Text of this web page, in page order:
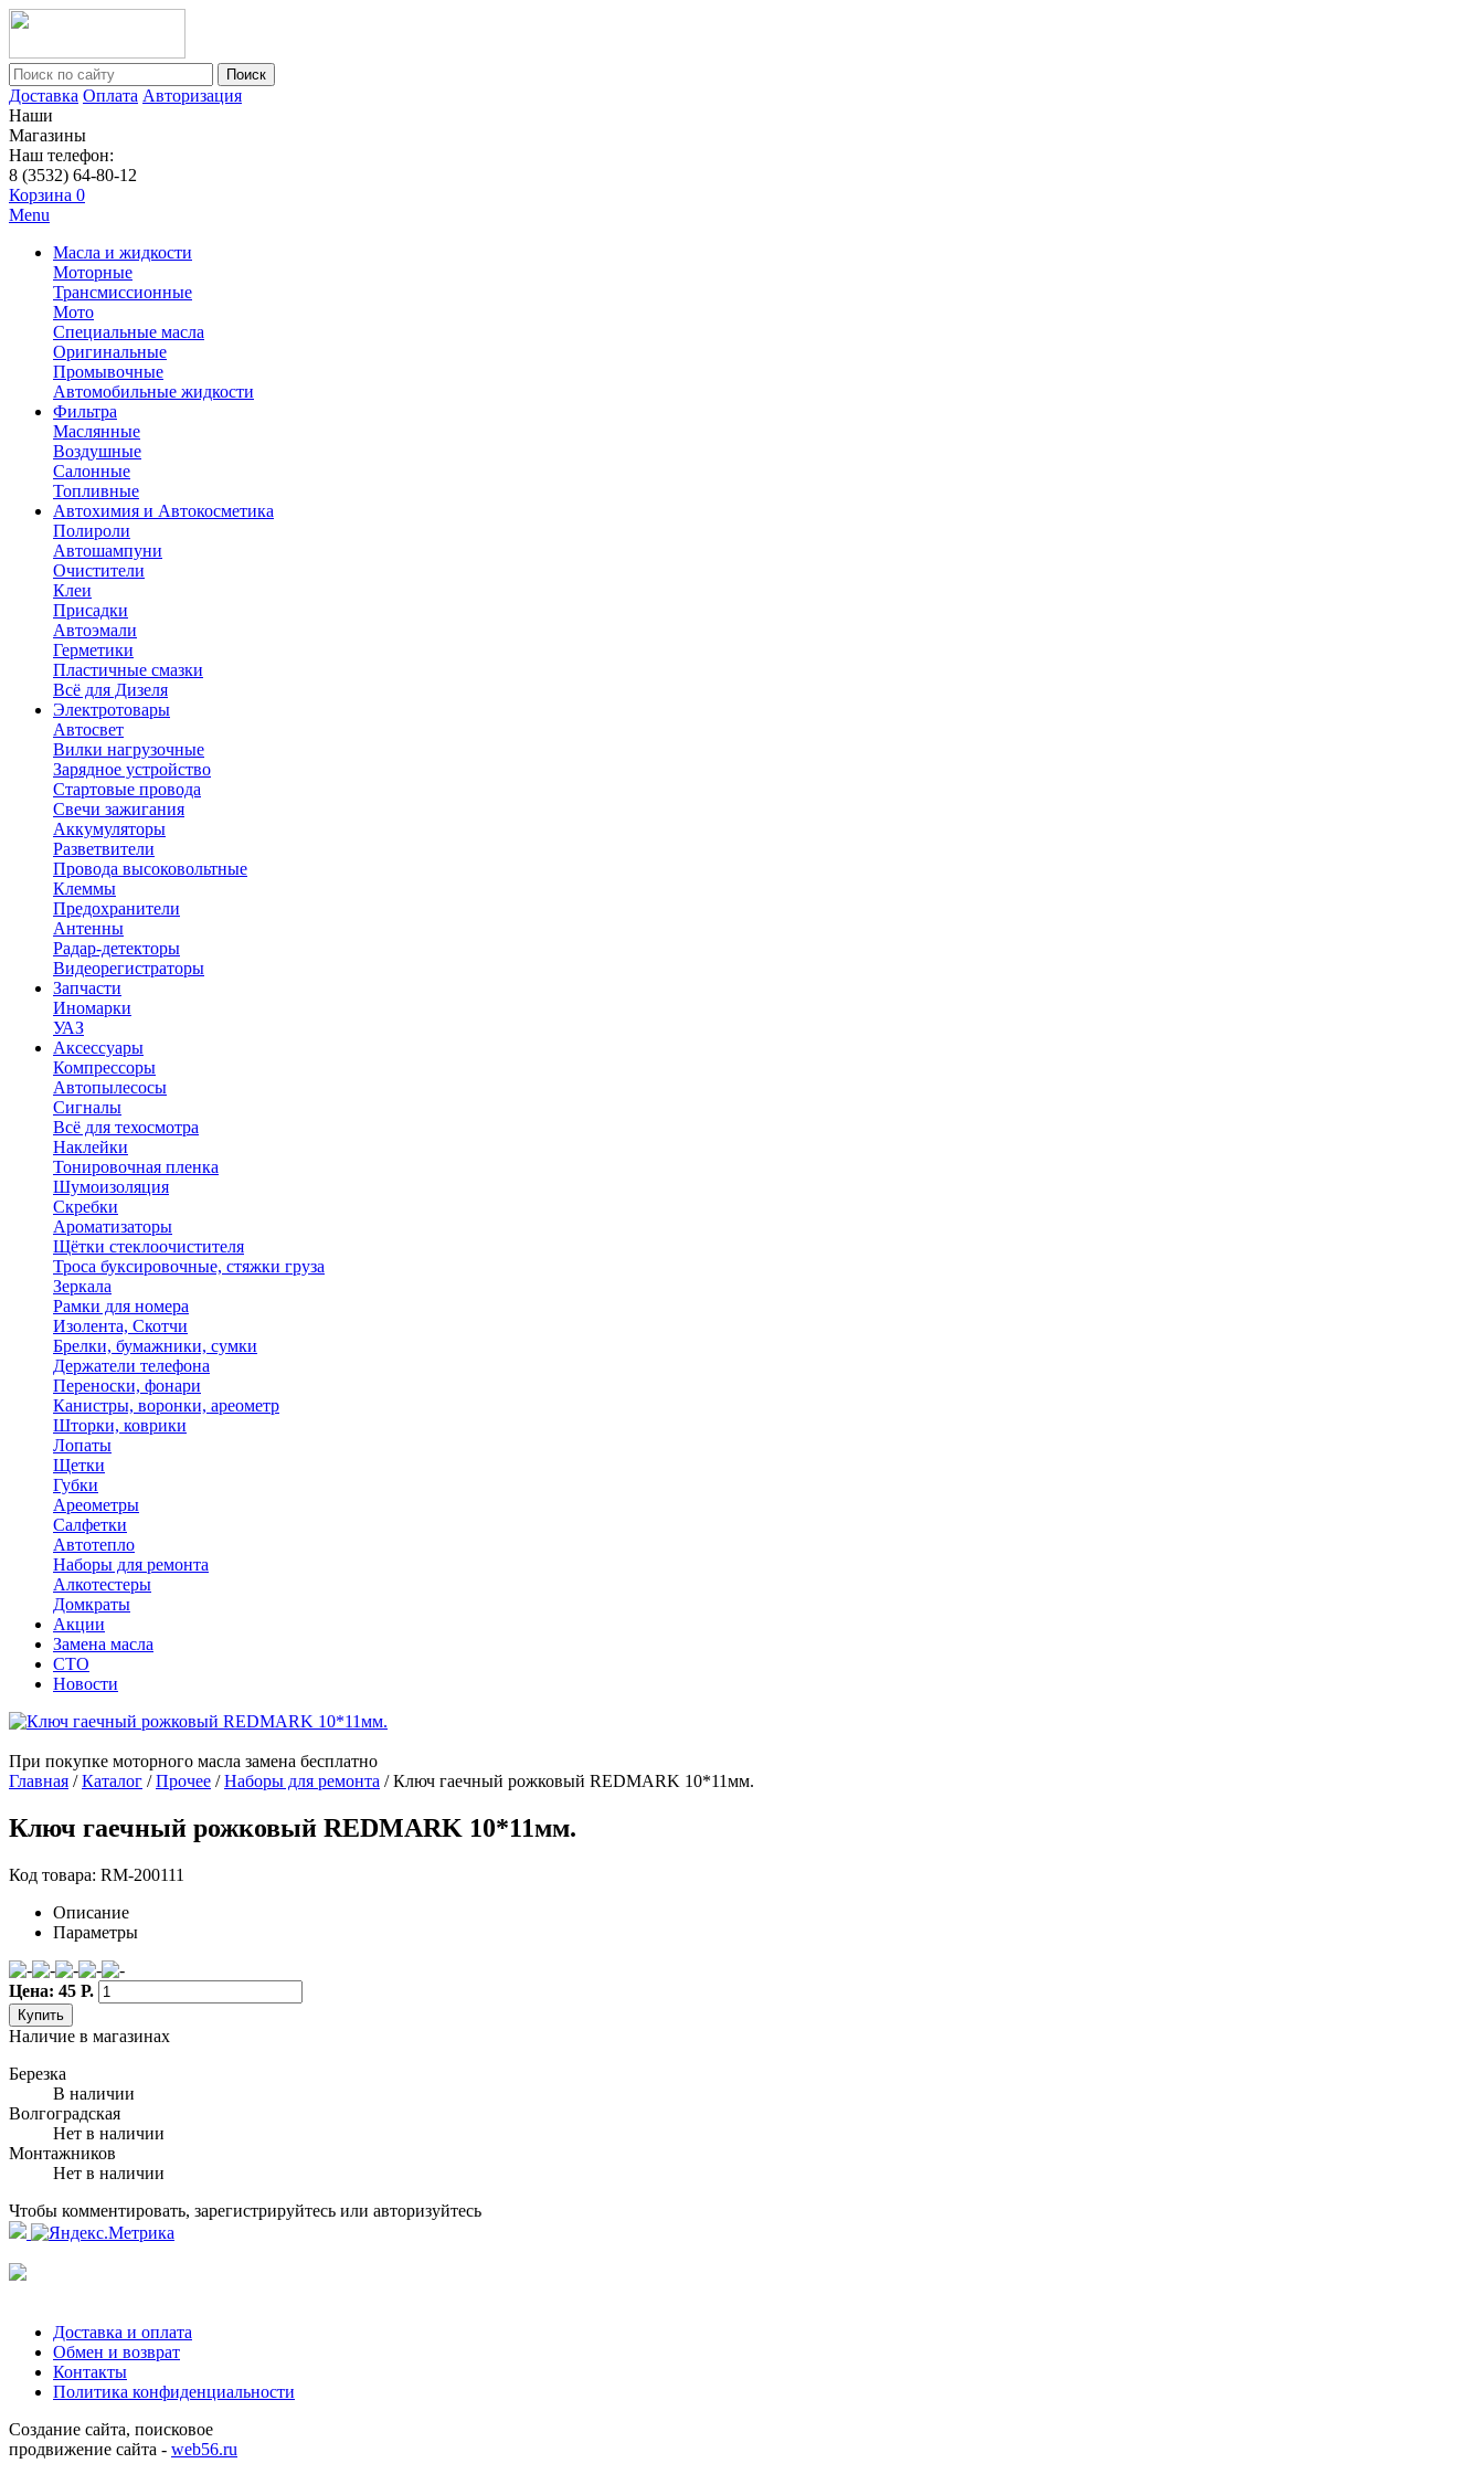
Поиск
Доставка Оплата Авторизация
Наши
Магазины
Наш телефон:
8 (3532) 64-80-12
Корзина 0
Menu
Масла и жидкости
Моторные
Трансмиссионные
Мото
Специальные масла
Оригинальные
Промывочные
Автомобильные жидкости
Фильтра
Маслянные
Воздушные
Салонные
Топливные
Автохимия и Автокосметика
Полироли
Автошампуни
Очистители
Клеи
Присадки
Автоэмали
Герметики
Пластичные смазки
Всё для Дизеля
Электротовары
Автосвет
Вилки нагрузочные
Зарядное устройство
Стартовые провода
Свечи зажигания
Аккумуляторы
Разветвители
Провода высоковольтные
Клеммы
Предохранители
Антенны
Радар-детекторы
Видеорегистраторы
Запчасти
Иномарки
УАЗ
Аксесcуары
Компрессоры
Автопылесосы
Сигналы
Всё для техосмотра
Наклейки
Тонировочная пленка
Шумоизоляция
Скребки
Ароматизаторы
Щётки стеклоочистителя
Троса буксировочные, стяжки груза
Зеркала
Рамки для номера
Изолента, Скотчи
Брелки, бумажники, сумки
Держатели телефона
Переноски, фонари
Канистры, воронки, ареометр
Шторки, коврики
Лопаты
Щетки
Губки
Ареометры
Салфетки
Автотепло
Наборы для ремонта
Алкотестеры
Домкраты
Акции
Замена масла
СТО
Новости
При покупке моторного масла замена бесплатно
Главная /Каталог /Прочее /Наборы для ремонта /Ключ гаечный рожковый REDMARK 10*11мм.
Ключ гаечный рожковый REDMARK 10*11мм.
Код товара: RM-200111
Описание
Параметры
Цена: 45 Р.
Купить
Наличие в магазинах
Березка
В наличии
Волгоградская
Нет в наличии
Монтажников
Нет в наличии
Чтобы комментировать, зарегистрируйтесь или авторизуйтесь
Доставка и оплата
Обмен и возврат
Контакты
Политика конфиденциальности
Создание сайта, поисковое
продвижение сайта - web56.ru